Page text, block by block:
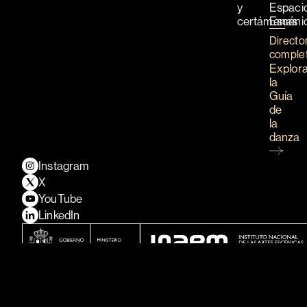
y
certámenes
la
Guía
de
la
danza
Instagram
X
YouTube
LinkedIn